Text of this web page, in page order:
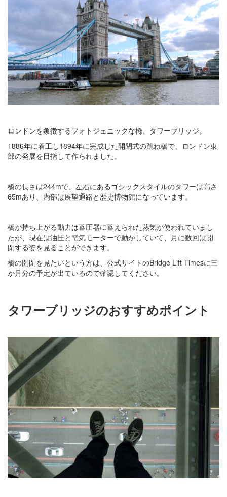
ロンドンを象徴するフォトジェニックな橋、タワーブリッジ。
1886年に着工し1894年に完成した開閉式の跳ね橋で、ロンドン東
部の発展を目指して作られました。
橋の長さは244mで、左右にあるゴシックスタイルのタワーは高さ
65mあり、内部は展望通路と歴史博物館になっています。
橋が持ち上がる動力は蓄圧器に蓄えられた蒸気が使われていまし
たが、現在は油圧と電気モーターで動かしていて、月に数回は開
閉する姿を見ることができます。
橋の開閉を見たいという方は、公式サイトのBridge Lift Timesに三
か月分の予定が出ているので確認してください。
タワーブリッジのおすすめポイント